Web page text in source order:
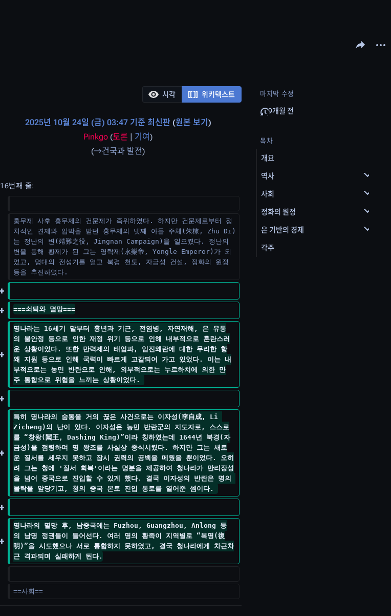
문서 공유하기
다른
시각 위키텍스트
2025년 10월 24일 (금) 03:47 기준 최신판 원본 보기
Pinkgo (토론 | 기여)
→건국과 발전
16번째 줄:
홍무제 사후 홍무제의 건문제가 즉위하였다. 하지만 건문제로부터 정
치적인 견제와 압박을 받던 홍무제의 넷째 아들 주체(朱棣, Zhu Di)
는 정난의 변(靖難之役, Jingnan Campaign)을 일으켰다. 정난의
변을 통해 황제가 된 그는 영락제(永樂帝, Yongle Emperor)가 되
었고, 명대의 전성기를 열고 북경 천도, 자금성 건설, 정화의 원정
등을 추진하였다.
===쇠퇴와 멸망===
명나라는 16세기 말부터 흉년과 기근, 전염병, 자연재해, 은 유통
의 불안정 등으로 인한 재정 위기 등으로 인해 내부적으로 혼란스러
운 상황이었다. 또한 만력제의 태업과, 임진왜란에 대한 무리한 항
왜 지원 등으로 인해 국력이 빠르게 고갈되어 가고 있었다. 이는 내
부적으로는 농민 반란으로 인해, 외부적으로는 누르하치에 의한 만
주 통합으로 위협을 느끼는 상황이었다.
특히 명나라의 숨통을 거의 끊은 사건으로는 이자성(李自成, Li
Zicheng)의 난이 있다. 이자성은 농민 반란군의 지도자로, 스스로
를 “창왕(闖王, Dashing King)”이라 칭하였는데 1644년 북경(자
금성)을 점령하며 명 왕조를 사실상 종식시켰다. 하지만 그는 새로
운 질서를 세우지 못하고 잠시 권력의 공백을 메웠을 뿐이었다. 오히
려 그는 청에 '질서 회복'이라는 명분을 제공하여 청나라가 만리장성
을 넘어 중국으로 진입할 수 있게 했다. 결국 이자성의 반란은 명의
몰락을 앞당기고, 청의 중국 본토 진입 통로를 열어준 셈이다.
명나라의 멸망 후, 남중국에는 Fuzhou, Guangzhou, Anlong 등
의 남명 정권들이 들어선다. 여러 명의 황족이 지역별로 “복명(復
明)”을 시도했으나 서로 통합하지 못하였고, 결국 청나라에게 차근차
근 격파되며 실패하게 된다.
==사회==
마지막 수정
9개월 전
목차
개요
역사
사회
정화의 원정
은 기반의 경제
각주